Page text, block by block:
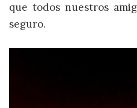
que todos nuestros
seguro.